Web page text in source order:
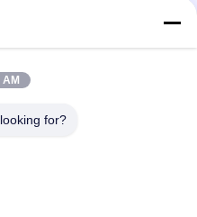
for?